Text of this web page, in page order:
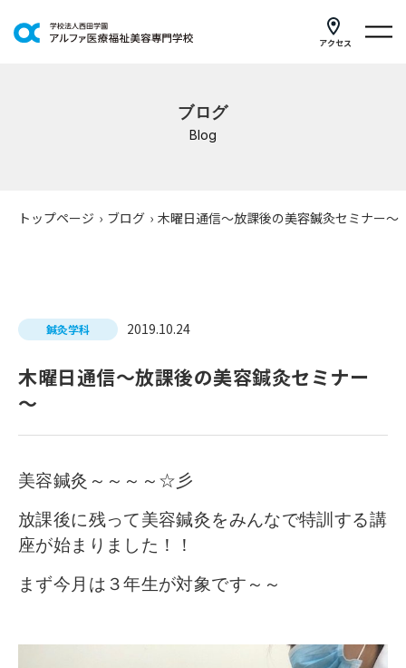
アクセス
研修・講座
公共職業訓練
よくあるご質問
在校生の皆さまへ
卒業生の皆さまへ
新着情報
ブログ
Blog
トップページ › ブログ › 木曜日通信～放課後の美容鍼灸セミナー～
鍼灸学科 2019.10.24
木曜日通信～放課後の美容鍼灸セミナー
～
美容鍼灸～～～～☆彡
放課後に残って美容鍼灸をみんなで特訓する講
座が始まりました！！
まず今月は３年生が対象です～～